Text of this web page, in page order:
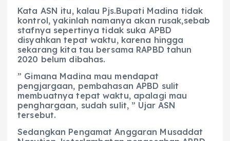
Kata ASN itu, kalau Pjs.Bupati Madina tidak
kontrol, yakinlah namanya akan rusak,sebab
stafnya sepertinya tidak suka APBD
disyahkan tepat waktu, karena hingga
sekarang kita tau bersama RAPBD tahun
2020 belum dibahas.
” Gimana Madina mau mendapat
pengjargaan, pembahasan APBD sulit
membuatnya tepat waktu, apalagi mau
penghargaan, sudah sulit, ” Ujar ASN
tersebut.
Sedangkan Pengamat Anggaran Musaddat